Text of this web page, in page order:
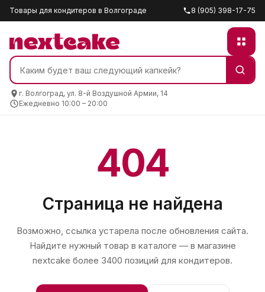
Товары для кондитеров в Волгограде 8 (905) 398-17-75
г. Волгоград, ул. 8-й Воздушной Армии, 14
Ежедневно 10:00 – 20:00
404
Страница не найдена
Возможно, ссылка устарела после обновления сайта.
Найдите нужный товар в каталоге — в магазине
nextcake более 3400 позиций для кондитеров.